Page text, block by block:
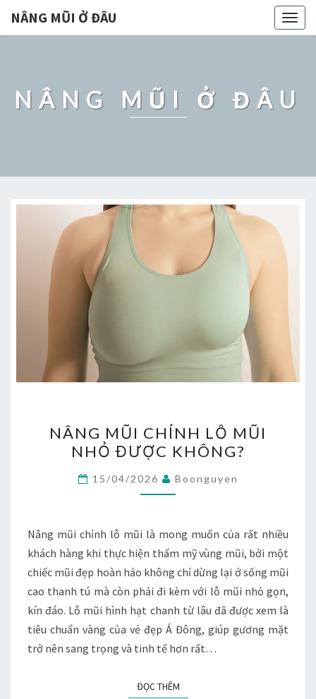
NÂNG MŨI Ở ĐÂU
NÂNG MŨI Ở ĐÂU
MŨI
CHỈNH
LỖ
MŨI
ĐƯỢC
KHÔNG?
NÂNG MŨI CHỈNH LỖ MŨI
NHỎ ĐƯỢC KHÔNG?
15/04/2026 Boonguyen
Nâng mũi chỉnh lỗ mũi là mong muốn của rất nhiều
khách hàng khi thực hiện thẩm mỹ vùng mũi, bởi một
chiếc mũi đẹp hoàn hảo không chỉ dừng lại ở sống mũi
cao thanh tú mà còn phải đi kèm với lỗ mũi nhỏ gọn,
kín đáo. Lỗ mũi hình hạt chanh từ lâu đã được xem là
tiêu chuẩn vàng của vẻ đẹp Á Đông, giúp gương mặt
trở nên sang trọng và tinh tế hơn rất…
ĐỌC THÊMĐỌC THÊM